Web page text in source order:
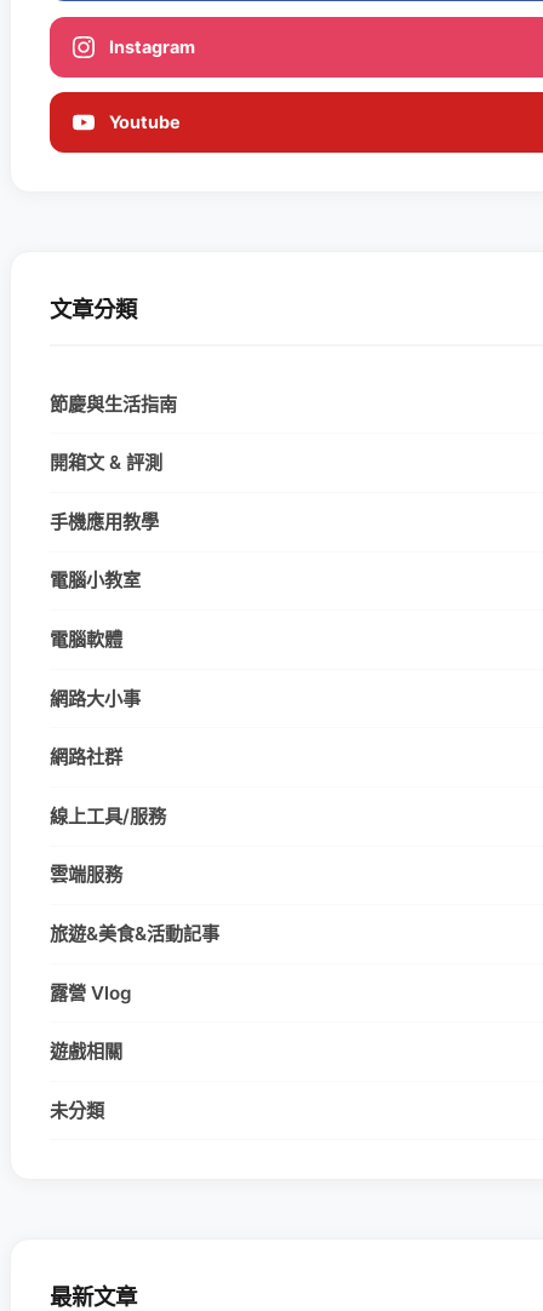
Instagram
Youtube
文章分類
節慶與生活指南
開箱文 & 評測
手機應用教學
電腦小教室
電腦軟體
網路大小事
網路社群
線上工具/服務
雲端服務
旅遊&美食&活動記事
露營 Vlog
遊戲相關
未分類
最新文章